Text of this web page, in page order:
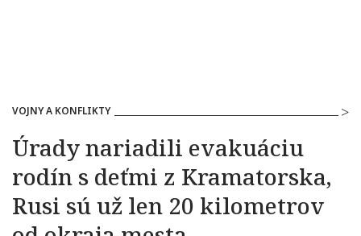
VOJNY A KONFLIKTY
Úrady nariadili evakuáciu
rodín s deťmi z Kramatorska,
Rusi sú už len 20 kilometrov